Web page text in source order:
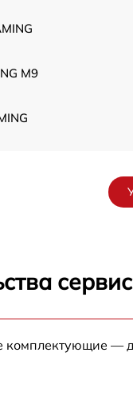
M9
комплектующие —